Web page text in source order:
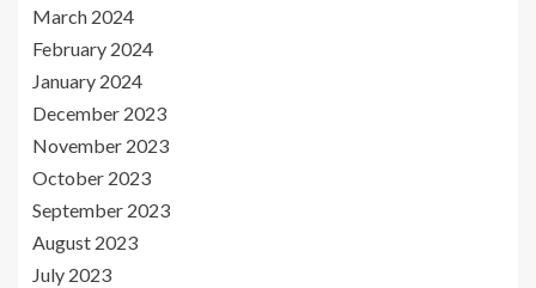
March 2024
February 2024
January 2024
December 2023
November 2023
October 2023
September 2023
August 2023
July 2023